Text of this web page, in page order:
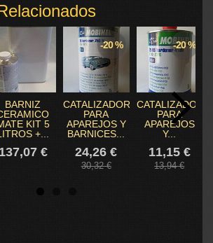
BARNIZ
KIT 5
+...
137,07 €
-20 %
CATALIZADOR
PARA
APAREJOS Y
BARNICES...
24,26 €
30,32 €
-20 %
CATALIZADOR
PARA
APAREJOS
Y...
11,15 €
13,94 €